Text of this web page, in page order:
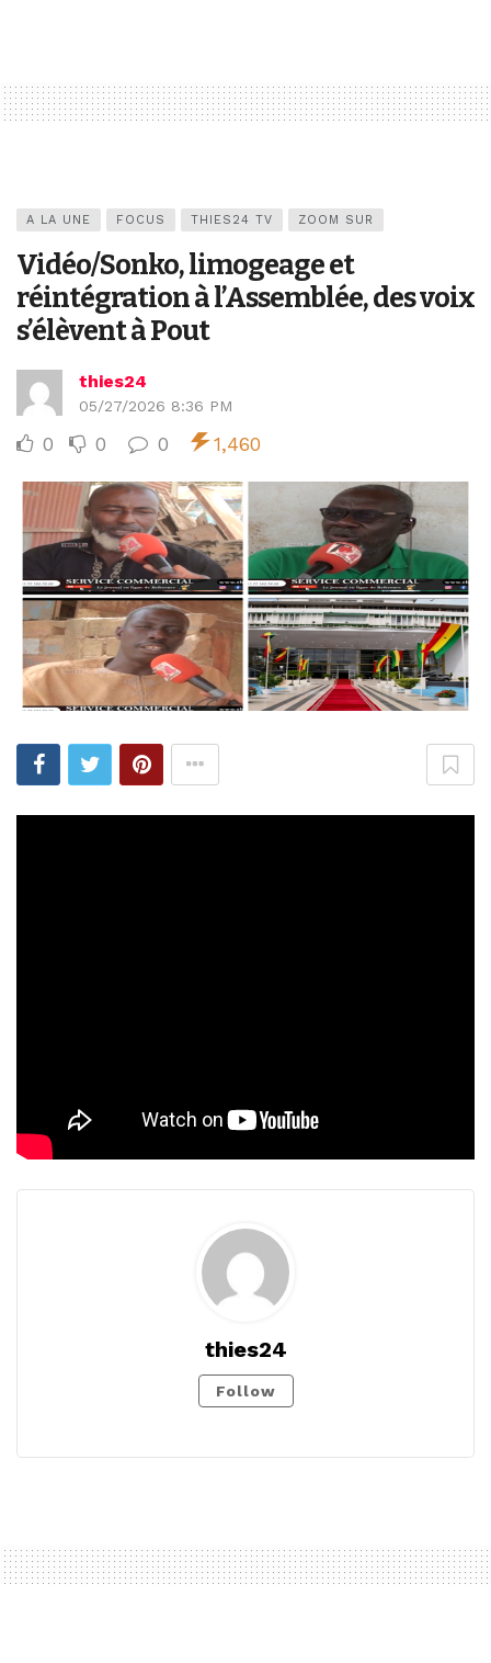
A LA UNE FOCUS THIES24 TV ZOOM SUR
Vidéo/Sonko, limogeage et
réintégration à l’Assemblée, des voix
s’élèvent à Pout
thies24
05/27/2026 8:36 PM
0 0 0 1,460
thies24
Follow